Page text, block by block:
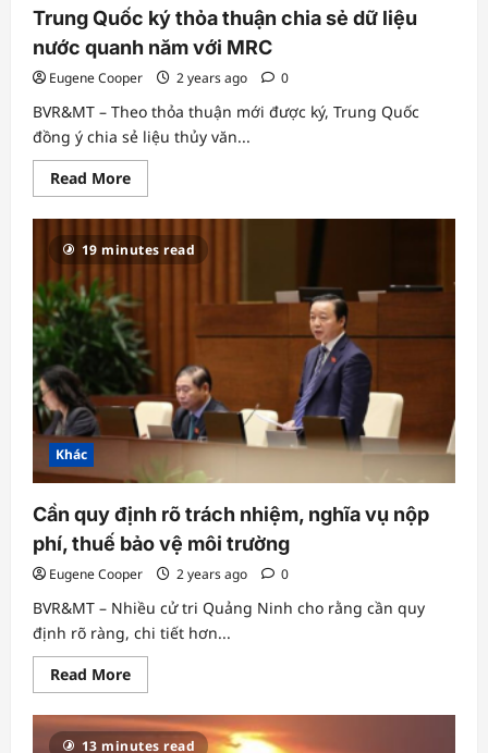
cố
đập
mới
Trung Quốc ký thỏa thuận chia sẻ dữ liệu
nước quanh năm với MRC
Eugene Cooper 2 years ago 0
BVR&MT – Theo thỏa thuận mới được ký, Trung Quốc
đồng ý chia sẻ liệu thủy văn...
Read MoreRead
more
Trung
Quốc
ký
thỏa
chia
sẻ
dữ
liệu
nước
quanh
năm
với
MRC
19 minutes read
Khác
Cần quy định rõ trách nhiệm, nghĩa vụ nộp
phí, thuế bảo vệ môi trường
Eugene Cooper 2 years ago 0
BVR&MT – Nhiều cử tri Quảng Ninh cho rằng cần quy
định rõ ràng, chi tiết hơn...
Read MoreRead
more
Cần
quy
13 minutes read